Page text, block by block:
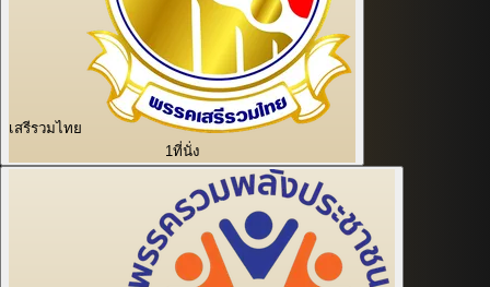
เสรีรวมไทย
1ที่นั่ง